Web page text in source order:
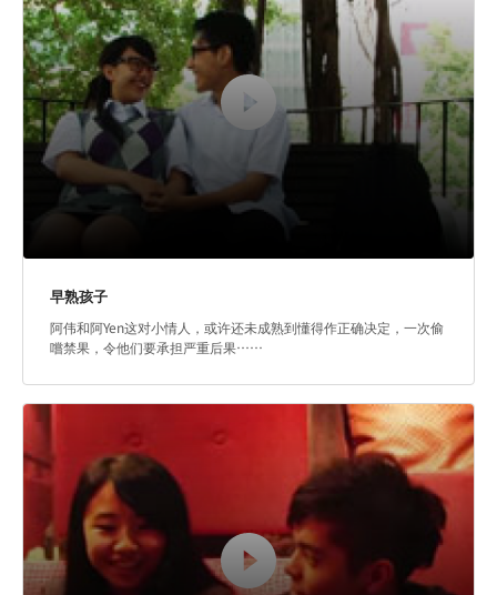
早熟孩子
阿伟和阿Yen这对小情人，或许还未成熟到懂得作正确决定，一次偷
嚐禁果，令他们要承担严重后果……